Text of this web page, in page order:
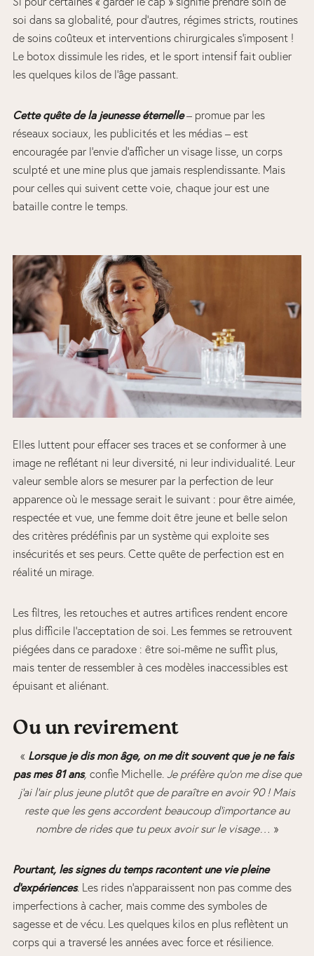
soi dans sa globalité, pour d’autres, régimes stricts, routines
de soins coûteux et interventions chirurgicales s’imposent !
Le botox dissimule les rides, et le sport intensif fait oublier
les quelques kilos de l’âge passant.
Cette quête de la jeunesse éternelle– promue par les
réseaux sociaux, les publicités et les médias – est
encouragée par l’envie d’afficher un visage lisse, un corps
sculpté et une mine plus que jamais resplendissante. Mais
pour celles qui suivent cette voie, chaque jour est une
bataille contre le temps.
Elles luttent pour effacer ses traces et se conformer à une
image ne reflétant ni leur diversité, ni leur individualité. Leur
valeur semble alors se mesurer par la perfection de leur
apparence où le message serait le suivant : pour être aimée,
respectée et vue, une femme doit être jeune et belle selon
des critères prédéfinis par un système qui exploite ses
insécurités et ses peurs. Cette quête de perfection est en
réalité un mirage.
Les filtres, les retouches et autres artifices rendent encore
plus difficile l’acceptation de soi. Les femmes se retrouvent
piégées dans ce paradoxe : être soi-même ne suffit plus,
mais tenter de ressembler à ces modèles inaccessibles est
épuisant et aliénant.
Ou un revirement
« Lorsque je dis mon âge, on me dit souvent que je ne fais
pas mes 81 ans, confie Michelle. Je préfère qu’on me dise que
j’ai l’air plus jeune plutôt que de paraître en avoir 90 ! Mais
reste que les gens accordent beaucoup d’importance au
nombre de rides que tu peux avoir sur le visage… »
Pourtant, les signes du temps racontent une vie pleine
d’expériences. Les rides n’apparaissent non pas comme des
imperfections à cacher, mais comme des symboles de
sagesse et de vécu. Les quelques kilos en plus reflètent un
corps qui a traversé les années avec force et résilience.